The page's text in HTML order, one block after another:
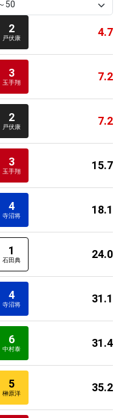
2
戸伏康 4.7
3
玉手翔 7.2
2
戸伏康 7.2
3
玉手翔 15.7
4
寺沼将 18.1
1
石田典 24.0
4
寺沼将 31.1
6
中村泰 31.4
5
榊原洋 35.2